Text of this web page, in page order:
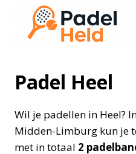
Doorgaan
inhoud
Padel Heel
Wil je padellen in Heel?
Midden-Limburg kun je
met in totaal 2